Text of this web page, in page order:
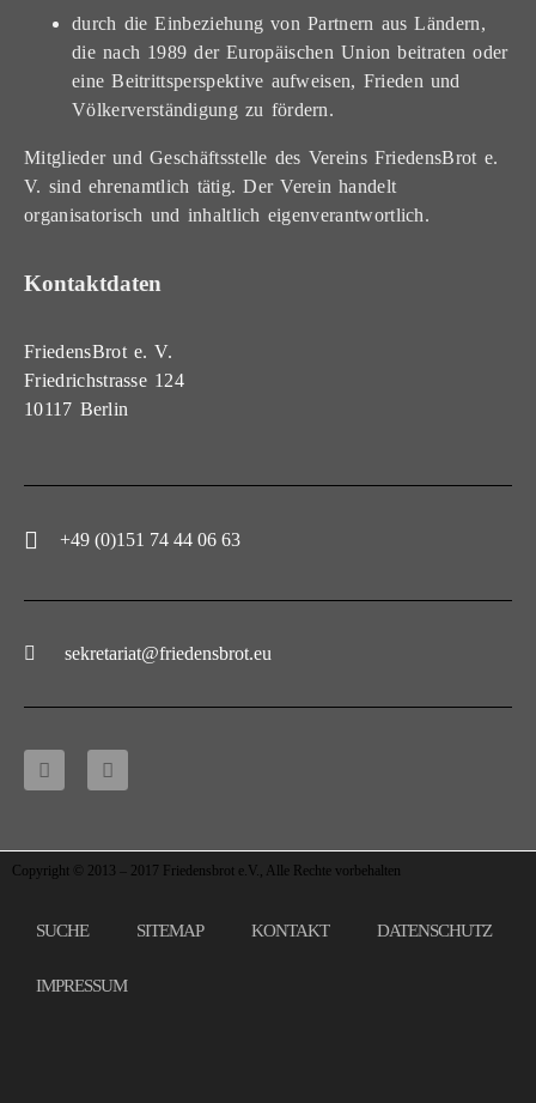
durch die Einbeziehung von Partnern aus Ländern,
die nach 1989 der Europäischen Union beitraten oder
eine Beitrittsperspektive aufweisen, Frieden und
Völkerverständigung zu fördern.
Mitglieder und Geschäftsstelle des Vereins FriedensBrot e.
V. sind ehrenamtlich tätig. Der Verein handelt
organisatorisch und inhaltlich eigenverantwortlich.
Kontaktdaten
FriedensBrot e. V.
Friedrichstrasse 124
10117 Berlin
+49 (0)151 74 44 06 63
sekretariat@friedensbrot.eu
Copyright © 2013 – 2017 Friedensbrot e.V., Alle Rechte vorbehalten
SUCHE SITEMAP KONTAKT DATENSCHUTZ
IMPRESSUM